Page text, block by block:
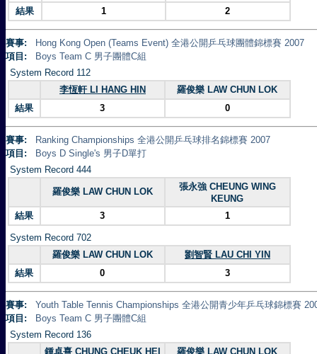
結果
1 2
賽事:
Hong Kong Open (Teams Event) 全港公開乒乓球團體錦標賽 2007
項目:
Boys Team C 男子團體C組
System Record 112
李恆軒 LI HANG HIN
羅俊樂 LAW CHUN LOK
結果
3 0
賽事:
Ranking Championships 全港公開乒乓球排名錦標賽 2007
項目:
Boys D Single's 男子D單打
System Record 444
羅俊樂 LAW CHUN LOK
張永強 CHEUNG WING
KEUNG
結果
3 1
System Record 702
羅俊樂 LAW CHUN LOK
劉智賢 LAU CHI YIN
結果
0 3
賽事:
Youth Table Tennis Championships 全港公開青少年乒乓球錦標賽
項目:
Boys Team C 男子團體C組
System Record 136
鍾卓熹 CHUNG CHEUK HEI
羅俊樂 LAW CHUN LOK